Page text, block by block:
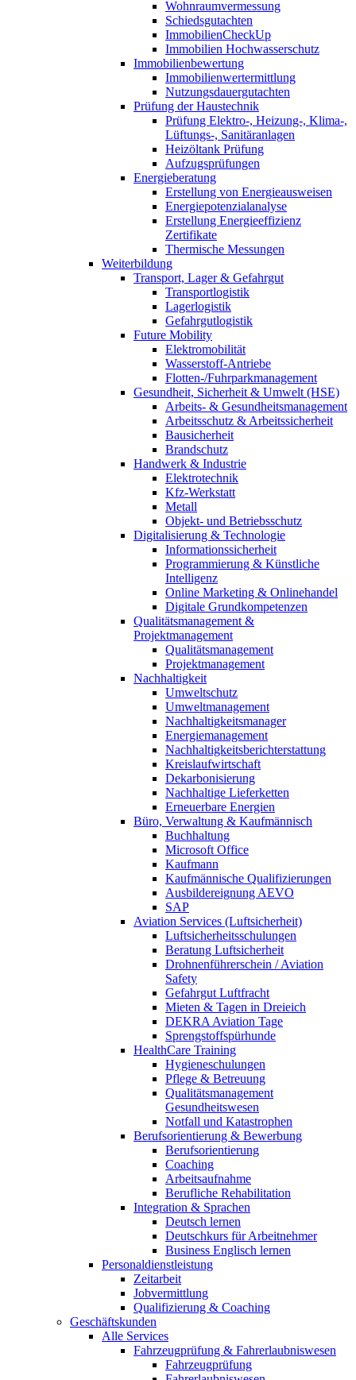
Wohnraumvermessung
Schiedsgutachten
ImmobilienCheckUp
Immobilien Hochwasserschutz
Immobilienbewertung
Immobilienwertermittlung
Nutzungsdauergutachten
Prüfung der Haustechnik
Prüfung Elektro-, Heizung-, Klima-,
Lüftungs-, Sanitäranlagen
Heizöltank Prüfung
Aufzugsprüfungen
Energieberatung
Erstellung von Energieausweisen
Energiepotenzialanalyse
Erstellung Energieeffizienz
Zertifikate
Thermische Messungen
Weiterbildung
Transport, Lager & Gefahrgut
Transportlogistik
Lagerlogistik
Gefahrgutlogistik
Future Mobility
Elektromobilität
Wasserstoff-Antriebe
Flotten-/Fuhrparkmanagement
Gesundheit, Sicherheit & Umwelt (HSE)
Arbeits- & Gesundheitsmanagement
Arbeitsschutz & Arbeitssicherheit
Bausicherheit
Brandschutz
Handwerk & Industrie
Elektrotechnik
Kfz-Werkstatt
Metall
Objekt- und Betriebsschutz
Digitalisierung & Technologie
Informationssicherheit
Programmierung & Künstliche
Intelligenz
Online Marketing & Onlinehandel
Digitale Grundkompetenzen
Qualitätsmanagement &
Projektmanagement
Qualitätsmanagement
Projektmanagement
Nachhaltigkeit
Umweltschutz
Umweltmanagement
Nachhaltigkeitsmanager
Energiemanagement
Nachhaltigkeitsberichterstattung
Kreislaufwirtschaft
Dekarbonisierung
Nachhaltige Lieferketten
Erneuerbare Energien
Büro, Verwaltung & Kaufmännisch
Buchhaltung
Microsoft Office
Kaufmann
Kaufmännische Qualifizierungen
Ausbildereignung AEVO
SAP
Aviation Services (Luftsicherheit)
Luftsicherheitsschulungen
Beratung Luftsicherheit
Drohnenführerschein / Aviation
Safety
Gefahrgut Luftfracht
Mieten & Tagen in Dreieich
DEKRA Aviation Tage
Sprengstoffspürhunde
HealthCare Training
Hygieneschulungen
Pflege & Betreuung
Qualitätsmanagement
Gesundheitswesen
Notfall und Katastrophen
Berufsorientierung & Bewerbung
Berufsorientierung
Coaching
Arbeitsaufnahme
Berufliche Rehabilitation
Integration & Sprachen
Deutsch lernen
Deutschkurs für Arbeitnehmer
Business Englisch lernen
Personaldienstleistung
Zeitarbeit
Jobvermittlung
Qualifizierung & Coaching
Geschäftskunden
Alle Services
Fahrzeugprüfung & Fahrerlaubniswesen
Fahrzeugprüfung